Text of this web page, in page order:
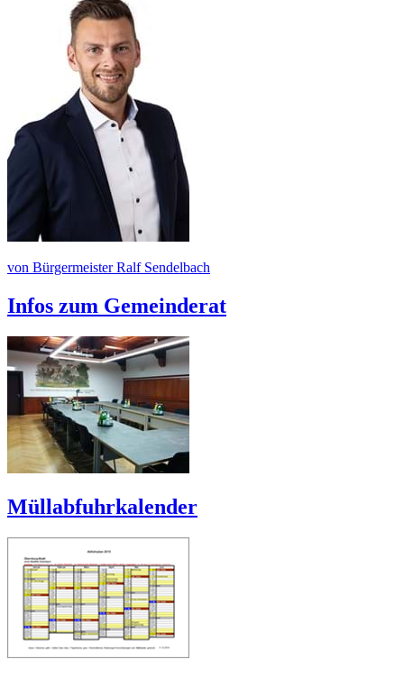
von Bürgermeister Ralf Sendelbach
Infos zum Gemeinderat
Müllabfuhrkalender